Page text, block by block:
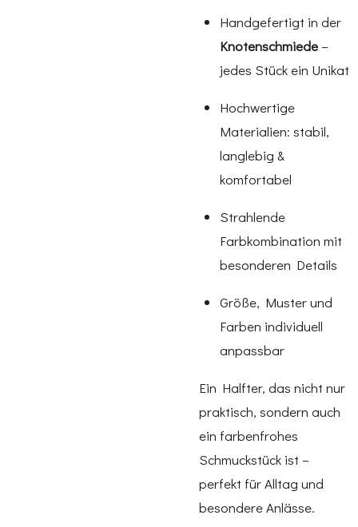
Handgefertigt in der
Knotenschmiede–
jedes Stück ein Unikat
Hochwertige
Materialien: stabil,
langlebig &
komfortabel
Strahlende
Farbkombination mit
besonderen Details
Größe, Muster und
Farben individuell
anpassbar
Ein Halfter, das nicht nur
praktisch, sondern auch
ein farbenfrohes
Schmuckstück ist –
perfekt für Alltag und
besondere Anlässe.